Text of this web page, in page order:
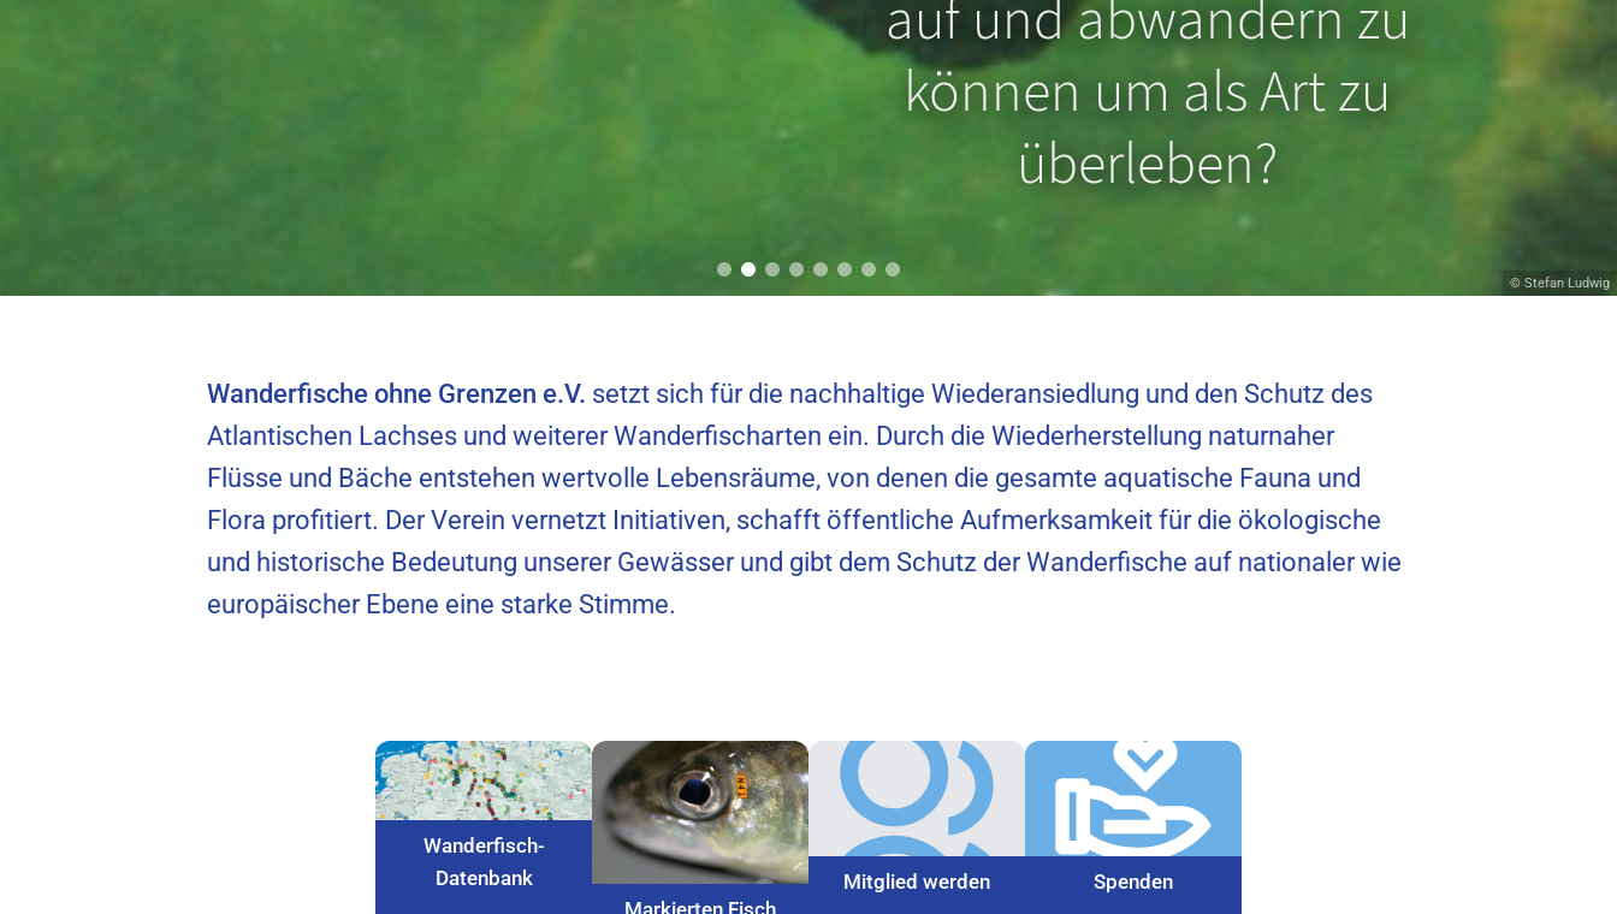
© Stefan Ludwig
auf und abwandern zu
können um als Art zu
überleben?
© Hans van Klinken
Sohlabstürze an der
Wanderfische ohne Grenzen e.V. setzt sich für die nachhaltige Wiederansiedlung und den Schutz des
Atlantischen Lachses und weiterer Wanderfischarten ein. Durch die Wiederherstellung naturnaher
Flüsse und Bäche entstehen wertvolle Lebensräume, von denen die gesamte aquatische Fauna und
Flora profitiert. Der Verein vernetzt Initiativen, schafft öffentliche Aufmerksamkeit für die ökologische
und historische Bedeutung unserer Gewässer und gibt dem Schutz der Wanderfische auf nationaler wie
europäischer Ebene eine starke Stimme.
Wanderfisch-
Datenbank
Mitglied werden Spenden